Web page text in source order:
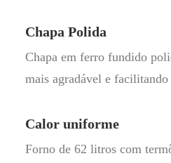
Chapa Polida
Chapa em ferro fundido
mais agradável e facilitando
Calor uniforme
Forno de 62 litros com